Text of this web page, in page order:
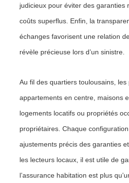
judicieux pour éviter des garanties
coûts superflus. Enfin, la
échanges favorisent une relation
révèle précieuse lors d’un sinistre.
Au fil des quartiers toulousains, les
appartements en centre, maisons
logements locatifs ou propriétés
propriétaires. Chaque
ajustements précis des garanties
les lecteurs locaux, il est utile de
l’assurance habitation est plus